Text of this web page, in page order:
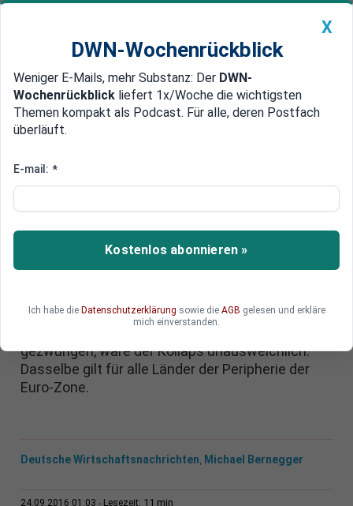
Newsticker MEIN DWN: Geldanlage Premium
Edelmetalle DWN-Magazin China
Die nächste Euro-Krise
Der große Irrtum: Austerität
wäre fatal für Italien und Europa
Die von Deutschland immer wieder vertretenen
Haushalten, als dies durch die Statistiken
gezwungen, wäre der Kollaps unausweichlich.
Dasselbe gilt für alle Länder der Peripherie der
Euro-Zone.
Deutsche Wirtschaftsnachrichten, Michael Bernegger
24.09.2016 01:03 Lesezeit: 11 min
X
DWN-Wochenrückblick
Weniger E-Mails, mehr Substanz: Der DWN-
Wochenrückblick liefert 1x/Woche die wichtigsten
Themen kompakt als Podcast. Für alle, deren Postfach
überläuft.
E-mail: *
Kostenlos abonnieren »
Ich habe die Datenschutzerklärung sowie die AGB gelesen und erkläre
mich einverstanden.